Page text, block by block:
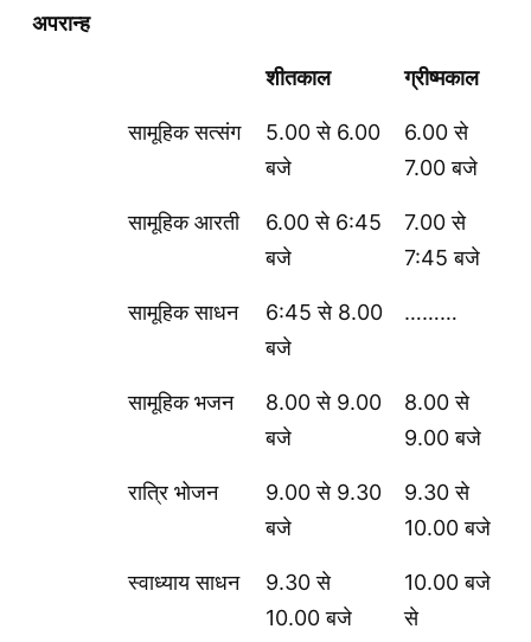
अपरान्ह
शीतकाल ग्रीष्मकाल
सामूहिक सत्संग
5.00 से 6.00
बजे
6.00 से
7.00 बजे
सामूहिक आरती
6.00 से 6:45
बजे
7.00 से
7:45 बजे
सामूहिक साधन
6:45 से 8.00
बजे
………
सामूहिक भजन
8.00 से 9.00
बजे
8.00 से
9.00 बजे
रात्रि भोजन
9.00 से 9.30
बजे
9.30 से
10.00 बजे
स्वाध्याय साधन
9.30 से
10.00 बजे
10.00 बजे
से